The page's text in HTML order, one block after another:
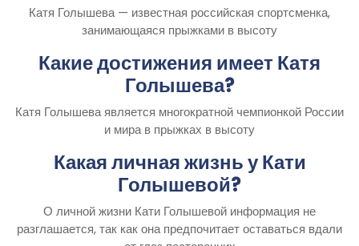
Катя Голышева — известная российская спортсменка,
занимающаяся прыжками в высоту
Какие достижения имеет Катя
Голышева?
Катя Голышева является многократной чемпионкой России
и мира в прыжках в высоту
Какая личная жизнь у Кати
Голышевой?
О личной жизни Кати Голышевой информация не
разглашается, так как она предпочитает оставаться вдали